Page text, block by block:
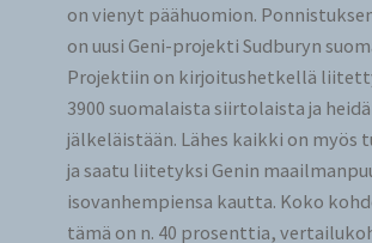
on vienyt päähuomion.
on uusi Geni-projekti Sudburyn
Projektiin on kirjoitushetkellä
3900 suomalaista siirtolaista ja
jälkeläistään. Lähes kaikki on myös
ja saatu liitetyksi Genin
isovanhempiensa kautta. Koko
tämä on n. 40 prosenttia,